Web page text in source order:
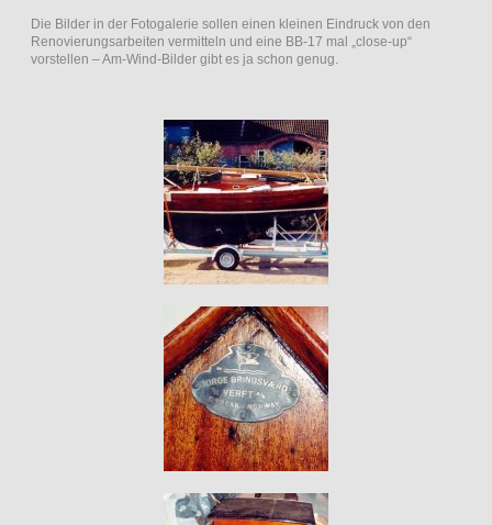
Die Bilder in der Fotogalerie sollen einen kleinen Eindruck von den
Renovierungsarbeiten vermitteln und eine BB-17 mal „close-up“
vorstellen – Am-Wind-Bilder gibt es ja schon genug.